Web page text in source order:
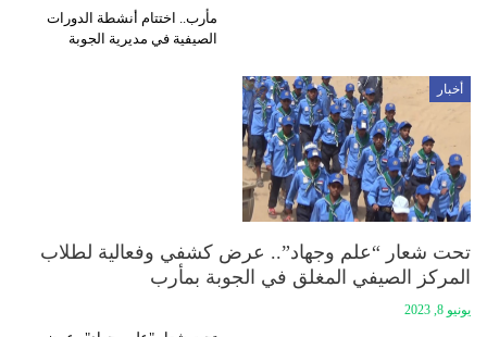
مأرب.. اختتام أنشطة الدورات
الصيفية في مديرية الجوبة
أخبار
تحت شعار “علم وجهاد”.. عرض كشفي وفعالية لطلاب
المركز الصيفي المغلق في الجوبة بمأرب
يونيو 8, 2023